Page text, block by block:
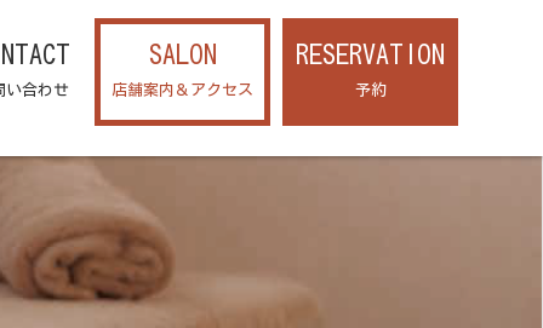
い合わせ
SALON
店舗案内＆アクセス
RESERVATION
予約